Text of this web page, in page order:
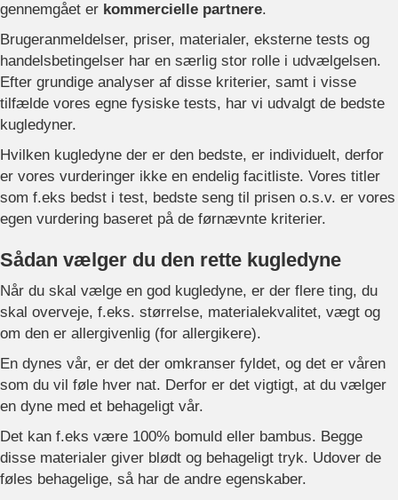
gennemgået er kommercielle partnere.
Brugeranmeldelser, priser, materialer, eksterne tests og
handelsbetingelser har en særlig stor rolle i udvælgelsen.
Efter grundige analyser af disse kriterier, samt i visse
tilfælde vores egne fysiske tests, har vi udvalgt de bedste
kugledyner.
Hvilken kugledyne der er den bedste, er individuelt, derfor
er vores vurderinger ikke en endelig facitliste. Vores titler
som f.eks bedst i test, bedste seng til prisen o.s.v. er vores
egen vurdering baseret på de førnævnte kriterier.
Sådan vælger du den rette kugledyne
Når du skal vælge en god kugledyne, er der flere ting, du
skal overveje, f.eks. størrelse, materialekvalitet, vægt og
om den er allergivenlig (for allergikere).
En dynes vår, er det der omkranser fyldet, og det er våren
som du vil føle hver nat. Derfor er det vigtigt, at du vælger
en dyne med et behageligt vår.
Det kan f.eks være 100% bomuld eller bambus. Begge
disse materialer giver blødt og behageligt tryk. Udover de
føles behagelige, så har de andre egenskaber.